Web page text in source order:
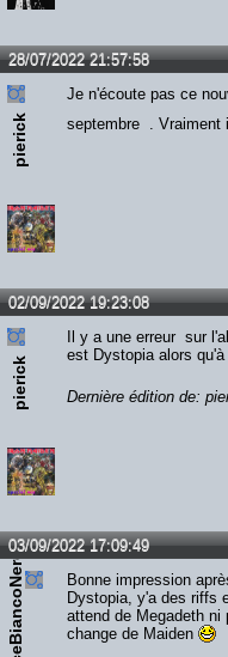
28/07/2022 21:57:58
pierick
Je n'écoute pas ce
septembre . Vraiment
02/09/2022 19:23:08
pierick
Il y a une erreur sur
est Dystopia alors
Dernière édition de:
03/09/2022 17:09:49
VinceBiancoNero
Bonne impression
Dystopia, y'a des riffs
attend de Megadeth
change de Maiden